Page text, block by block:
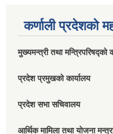
कर्णाली प्रदेशको
मुख्यमन्त्री तथा मन्त्रिपरिषद्को
प्रदेश प्रमुखको कार्यालय
प्रदेश सभा सचिवालय
आर्थिक मामिला तथा योजना